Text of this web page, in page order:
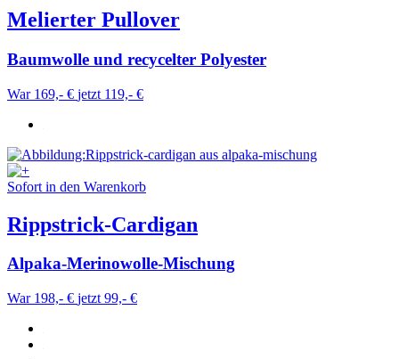
Weitere Informationen:Datenschutz
AGB
Melierter Pullover
Baumwolle und recycelter Polyester
War 169,- € jetzt 119,- €
Sofort in den Warenkorb
Rippstrick-Cardigan
Alpaka-Merinowolle-Mischung
War 198,- € jetzt 99,- €